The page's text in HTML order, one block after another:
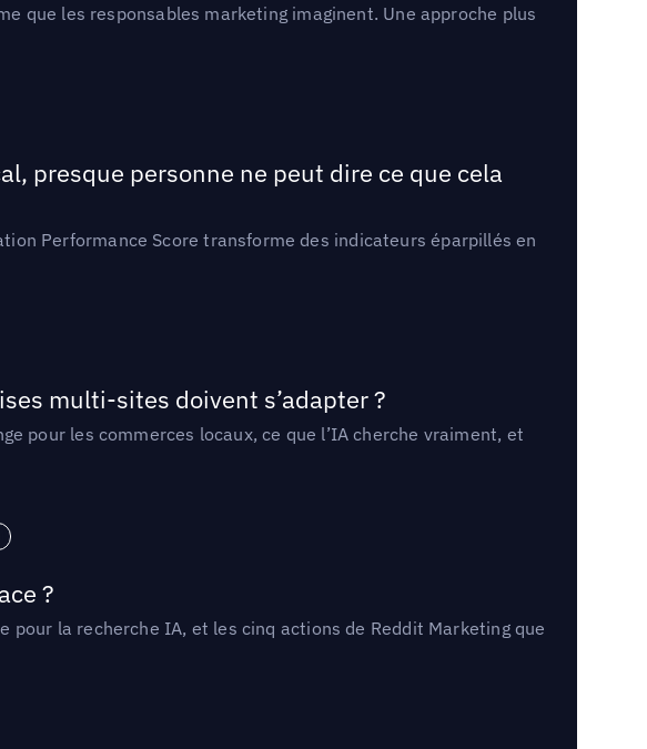
que les responsables marketing imaginent. Une approche plus
presque personne ne peut dire ce que cela
Performance Score transforme des indicateurs éparpillés en
multi-sites doivent s’adapter ?
pour les commerces locaux, ce que l’IA cherche vraiment, et
?
la recherche IA, et les cinq actions de Reddit Marketing que